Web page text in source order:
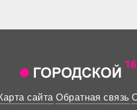
сайта Обратная связь